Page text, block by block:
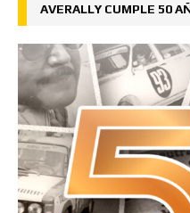
AVERALLY CUMPLE 50